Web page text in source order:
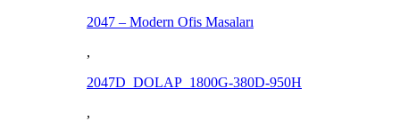
2047 – Modern Ofis Masaları
,
2047D_DOLAP_1800G-380D-950H
,